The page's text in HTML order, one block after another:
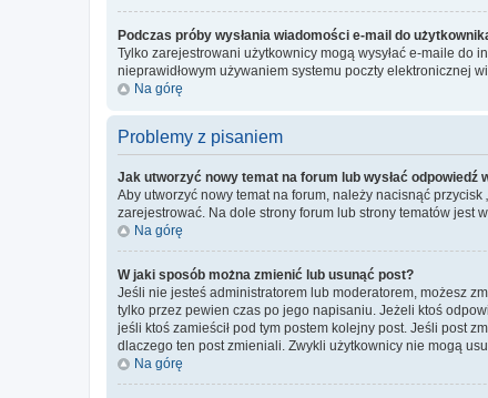
Podczas próby wysłania wiadomości e-mail do
Tylko zarejestrowani użytkownicy mogą wysyłać e-maile do
nieprawidłowym używaniem systemu poczty elektronicznej
Na górę
Problemy z pisaniem
Jak utworzyć nowy temat na forum lub wysłać odpowiedź
Aby utworzyć nowy temat na forum, należy nacisnąć
zarejestrować. Na dole strony forum lub strony tematów jest
Na górę
W jaki sposób można zmienić lub usunąć post?
Jeśli nie jesteś administratorem lub moderatorem, możesz
tylko przez pewien czas po jego napisaniu. Jeżeli ktoś
jeśli ktoś zamieścił pod tym postem kolejny post. Jeśli post
dlaczego ten post zmieniali. Zwykli użytkownicy nie mogą
Na górę